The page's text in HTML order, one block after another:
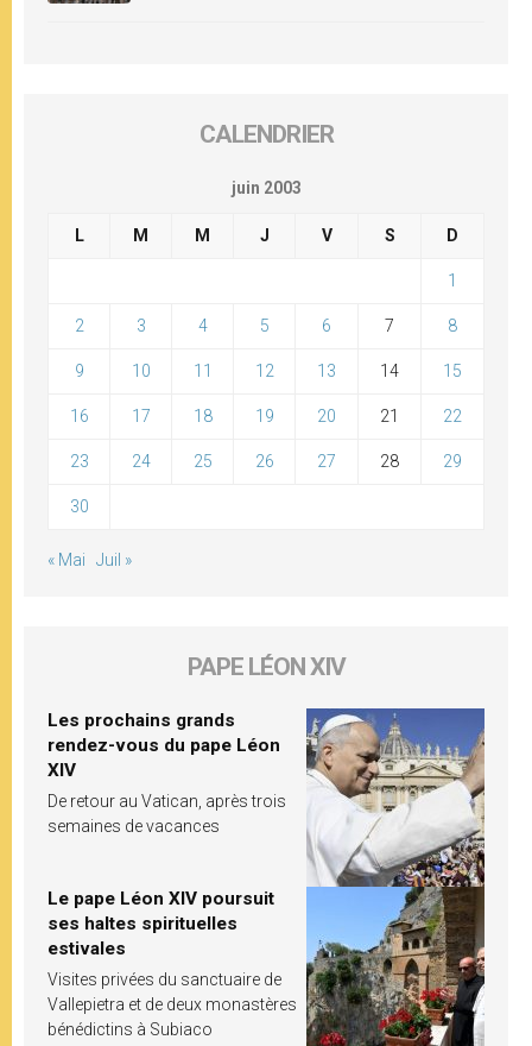
CALENDRIER
juin 2003
L M M J V S D
1
2 3 4 5 6 7 8
9 10 11 12 13 14 15
16 17 18 19 20 21 22
23 24 25 26 27 28 29
30
« Mai Juil »
PAPE LÉON XIV
Les prochains grands
rendez-vous du pape Léon
XIV
De retour au Vatican, après trois
semaines de vacances
Le pape Léon XIV poursuit
ses haltes spirituelles
estivales
Visites privées du sanctuaire de
Vallepietra et de deux monastères
bénédictins à Subiaco